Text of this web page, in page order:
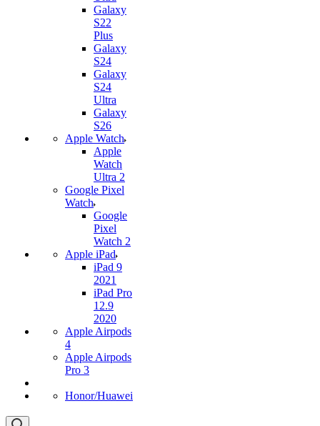
Galaxy
S22
Plus
Galaxy
S24
Galaxy
S24
Ultra
Galaxy
S26
Apple Watch
Apple
Watch
Ultra 2
Google Pixel
Watch
Google
Pixel
Watch 2
Apple iPad
iPad 9
2021
iPad Pro
12.9
2020
Apple Airpods
4
Apple Airpods
Pro 3
Honor/Huawei